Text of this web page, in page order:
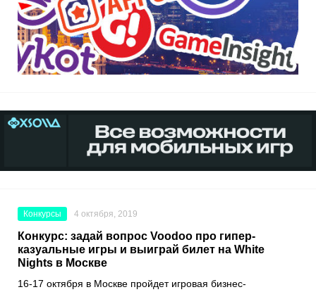
Конкурсы 4 октября, 2019
Конкурс: задай вопрос Voodoo про гипер-
казуальные игры и выиграй билет на White
Nights в Москве
16-17 октября в Москве пройдет игровая бизнес-